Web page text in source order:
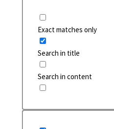
Exact matches only
Search in title
Search in content